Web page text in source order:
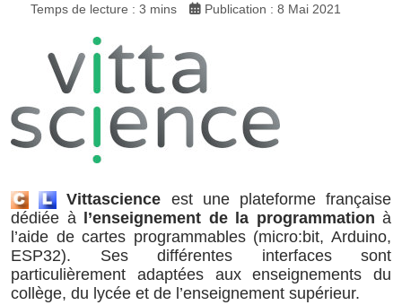
Temps de lecture : 3 mins Publication : 8 Mai 2021
Vittascience est une plateforme française
dédiée à l’enseignement de la programmation à
l’aide de cartes programmables (micro:bit, Arduino,
ESP32). Ses différentes interfaces sont
particulièrement adaptées aux enseignements du
collège, du lycée et de l’enseignement supérieur.